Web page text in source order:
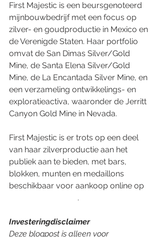
First Majestic is een beursgenoteerd
mijnbouwbedrijf met een focus op
zilver- en goudproductie in Mexico en
de Verenigde Staten. Haar portfolio
omvat de San Dimas Silver/Gold
Mine, de Santa Elena Silver/Gold
Mine, de La Encantada Silver Mine, en
een verzameling ontwikkelings- en
exploratieactiva, waaronder de Jerritt
Canyon Gold Mine in Nevada.
First Majestic is er trots op een deel
van haar zilverproductie aan het
publiek aan te bieden, met bars,
blokken, munten en medaillons
beschikbaar voor aankoop online op
.
Investeringdisclaimer
Deze blogpost is alleen voor